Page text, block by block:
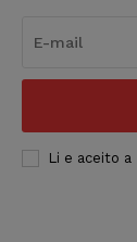
Li e aceito a